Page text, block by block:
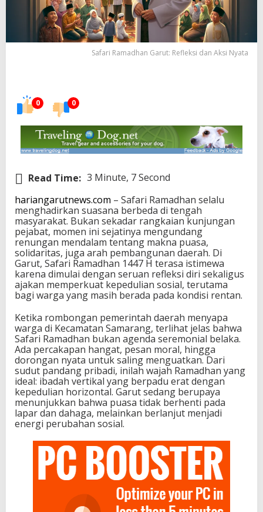
Safari Ramadhan Garut: Refleksi dan Aksi Nyata
0 0
Read Time: 3 Minute, 7 Second
hariangarutnews.com – Safari Ramadhan selalu
menghadirkan suasana berbeda di tengah
masyarakat. Bukan sekadar rangkaian kunjungan
pejabat, momen ini sejatinya mengundang
renungan mendalam tentang makna puasa,
solidaritas, juga arah pembangunan daerah. Di
Garut, Safari Ramadhan 1447 H terasa istimewa
karena dimulai dengan seruan refleksi diri sekaligus
ajakan memperkuat kepedulian sosial, terutama
bagi warga yang masih berada pada kondisi rentan.
Ketika rombongan pemerintah daerah menyapa
warga di Kecamatan Samarang, terlihat jelas bahwa
Safari Ramadhan bukan agenda seremonial belaka.
Ada percakapan hangat, pesan moral, hingga
dorongan nyata untuk saling menguatkan. Dari
sudut pandang pribadi, inilah wajah Ramadhan yang
ideal: ibadah vertikal yang berpadu erat dengan
kepedulian horizontal. Garut sedang berupaya
menunjukkan bahwa puasa tidak berhenti pada
lapar dan dahaga, melainkan berlanjut menjadi
energi perubahan sosial.